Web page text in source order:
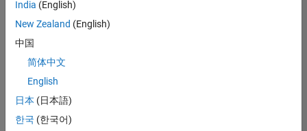
l’ensemble
des
opportunités
votre
région.
Senior Software Quality Engineer
Senior
India (English)
New Zealand (English)
中国
简体中文
English
日本 (日本語)
한국 (한국어)